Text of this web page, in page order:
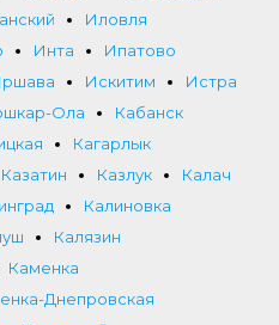
Иловля
Инта
Ипатово
Искитим
Истра
Ола
Кабанск
Кагарлык
Казатин Казлук
Калач
Калиновка
Калязин
Каменка
Днепровская